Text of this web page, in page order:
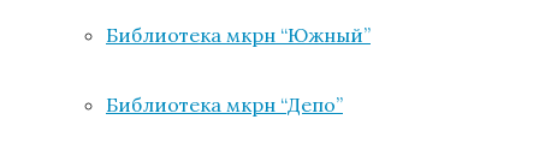
Библиотека мкрн “Южный”
Библиотека мкрн “Депо”